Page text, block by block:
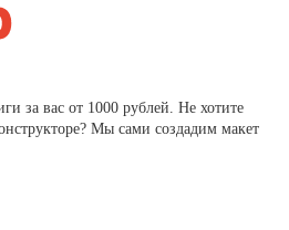
за вас от 1000 рублей. Не хотите
Мы сами создадим макет